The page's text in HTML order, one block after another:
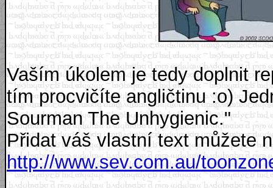
Vaším úkolem je tedy doplnit
tím procvičíte angličtinu :o)
Sourman The Unhygienic."
Přidat váš vlastní text můžete
http://www.sev.com.au/